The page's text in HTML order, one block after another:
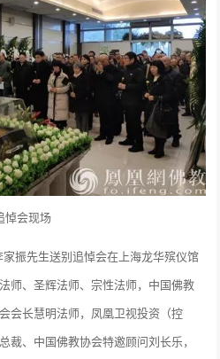
悼会现场
振先生送别追悼会在上海龙华殡仪馆
师、圣辉法师、宗性法师，中国佛教
会长慧明法师，凤凰卫视投资（控
裁、中国佛教协会特邀顾问刘长乐，